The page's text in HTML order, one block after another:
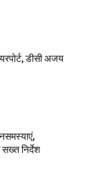
डीसी अजय
सख्त निर्देश